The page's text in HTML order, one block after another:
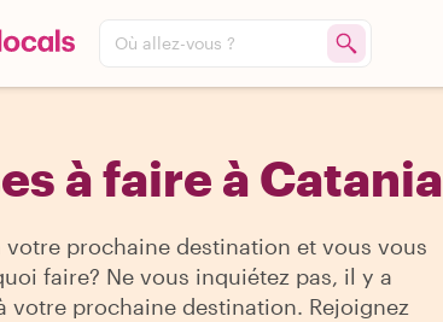
Où allez-vous ?
à faire à Catania
votre prochaine destination et vous vous
faire? Ne vous inquiétez pas, il y a
votre prochaine destination. Rejoignez